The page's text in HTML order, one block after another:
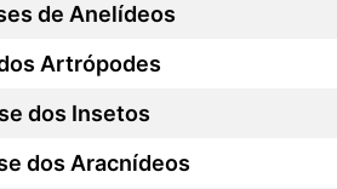
de Anelídeos
Artrópodes
dos Insetos
dos Aracnídeos